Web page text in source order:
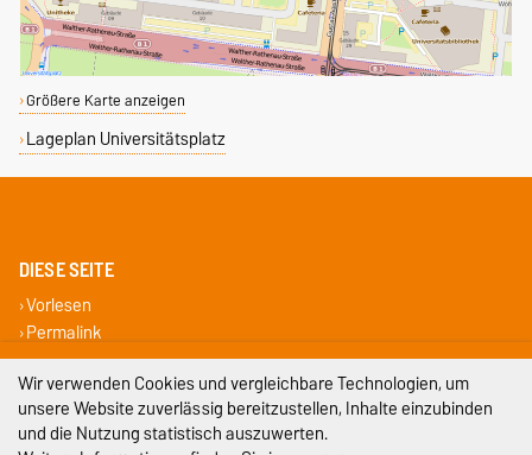
Größere Karte anzeigen
Lageplan Universitätsplatz
DIESE SEITE
Vorlesen
Permalink
Impressum
Datenschutz
Wir verwenden Cookies und vergleichbare Technologien, um
unsere Website zuverlässig bereitzustellen, Inhalte einzubinden
und die Nutzung statistisch auszuwerten.